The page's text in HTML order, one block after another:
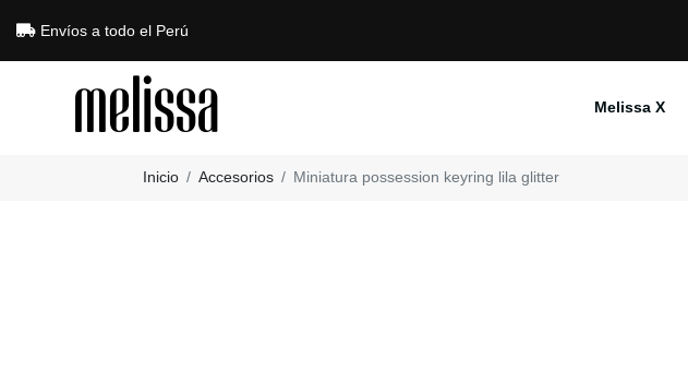
Envíos a todo el Perú
Melissa X
Inicio Accesorios Miniatura possession keyring lila glitter